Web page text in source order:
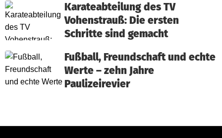
Karateabteilung des TV
Vohenstrauß: Die ersten
Schritte sind gemacht
Fußball, Freundschaft und echte
Werte – zehn Jahre
Paulizeirevier